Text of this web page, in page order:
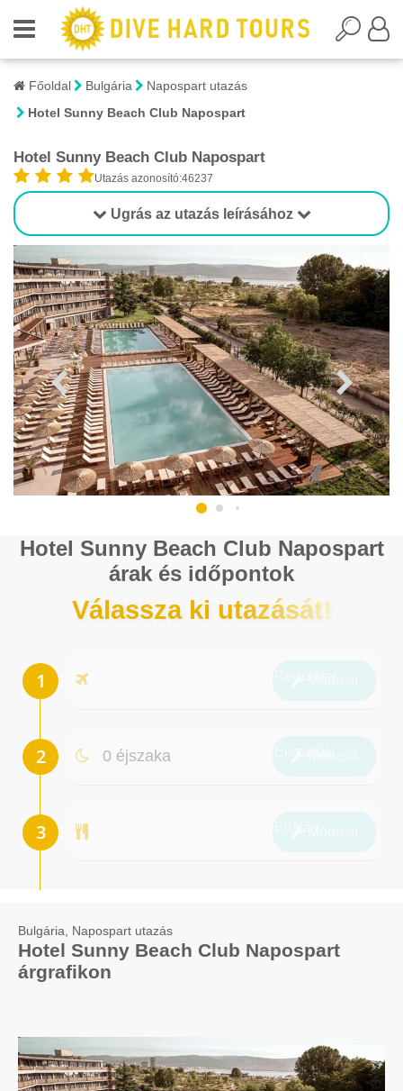
Főoldal Bulgária
Napospart utazás
Hotel Sunny Beach Club Napospart
Hotel Sunny Beach Club Napospart
Utazás azonosító:46237
Ugrás az utazás leírásához
Hotel Sunny Beach Club Napospart
árak és időpontok
Válassza ki utazását!
0 éjszaka
Bulgária, Napospart utazás
Hotel Sunny Beach Club Napospart
árgrafikon